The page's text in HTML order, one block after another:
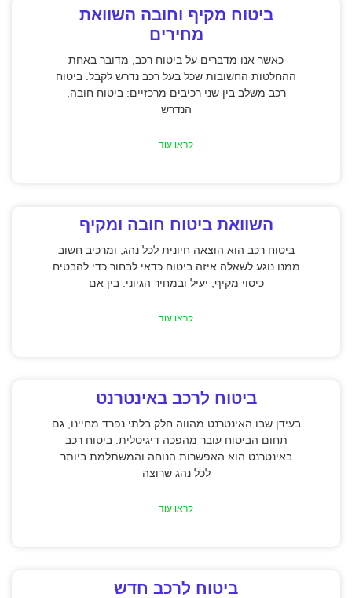
ביטוח מקיף וחובה השוואת
מחירים
כאשר אנו מדברים על ביטוח רכב, מדובר באחת
ההחלטות החשובות שכל בעל רכב נדרש לקבל. ביטוח
רכב משלב בין שני רכיבים מרכזיים: ביטוח חובה,
הנדרש
קראו עוד
השוואת ביטוח חובה ומקיף
ביטוח רכב הוא הוצאה חיונית לכל נהג, ומרכיב חשוב
ממנו נוגע לשאלה איזה ביטוח כדאי לבחור כדי להבטיח
כיסוי מקיף, יעיל ובמחיר הגיוני. בין אם
קראו עוד
ביטוח לרכב באינטרנט
בעידן שבו האינטרנט מהווה חלק בלתי נפרד מחיינו, גם
תחום הביטוח עובר מהפכה דיגיטלית. ביטוח רכב
באינטרנט הוא האפשרות הנוחה והמשתלמת ביותר
לכל נהג שרוצה
קראו עוד
ביטוח לרכב חדש